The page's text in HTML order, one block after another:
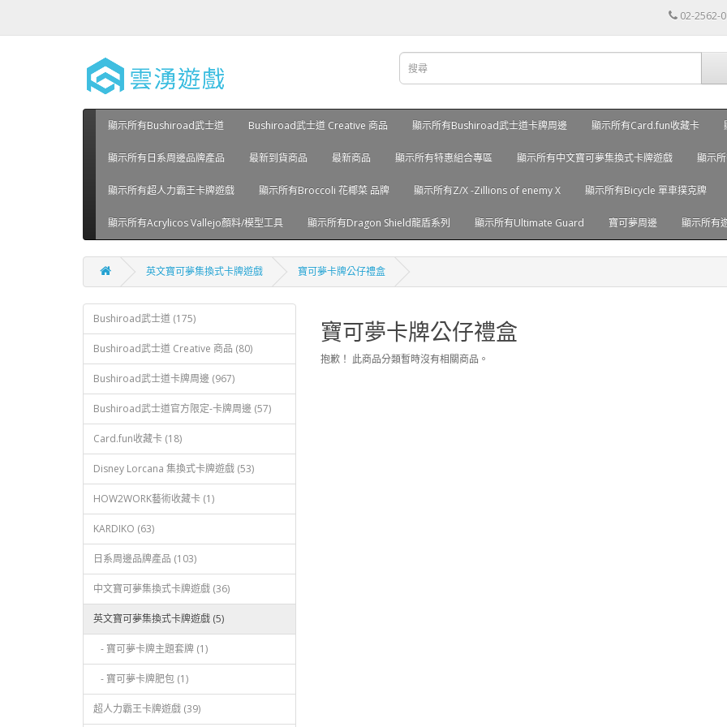
02-2562-
顯示所有Bushiroad武士道 Bushiroad武士道 Creative 商品 顯示所有Bushiroad武士道卡牌周邊 顯示所有Card.fun收藏卡
顯示所有日系周邊品牌產品 最新到貨商品 最新商品 顯示所有特惠組合專區 顯示所有中文寶可夢集換式卡牌遊戲 顯示
顯示所有超人力霸王卡牌遊戲 顯示所有Broccoli 花椰菜 品牌 顯示所有Z/X -Zillions of enemy X 顯示所有Bicycle 單車撲克牌
顯示所有Acrylicos Vallejo顏料/模型工具 顯示所有Dragon Shield龍盾系列 顯示所有Ultimate Guard 寶可夢周邊 顯示所有
英文寶可夢集換式卡牌遊戲 寶可夢卡牌公仔禮盒
Bushiroad武士道 (175)
Bushiroad武士道 Creative 商品 (80)
Bushiroad武士道卡牌周邊 (967)
Bushiroad武士道官方限定-卡牌周邊 (57)
Card.fun收藏卡 (18)
Disney Lorcana 集換式卡牌遊戲 (53)
HOW2WORK藝術收藏卡 (1)
KARDIKO (63)
日系周邊品牌產品 (103)
中文寶可夢集換式卡牌遊戲 (36)
英文寶可夢集換式卡牌遊戲 (5)
- 寶可夢卡牌主題套牌 (1)
- 寶可夢卡牌肥包 (1)
超人力霸王卡牌遊戲 (39)
寶可夢卡牌公仔禮盒
抱歉！ 此商品分類暫時沒有相關商品。